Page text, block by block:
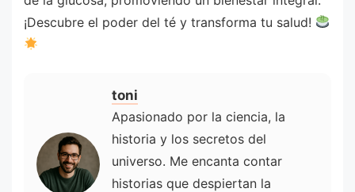
¡Descubre el poder del té y transforma tu salud!
toni
Apasionado por la ciencia, la
historia y los secretos del
universo. Me encanta contar
historias que despiertan la